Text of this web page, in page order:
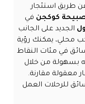
طريق استئجار
كوكجن في
الجديد على الجانب
محلي، يمكنك رؤية
سائق في مئات النقاط
بسهولة من خلال
معقولة مقارنة.
للرحلات العمل